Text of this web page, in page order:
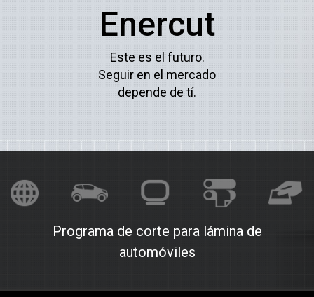
Enercut
Este es el futuro.
Seguir en el mercado
depende de tí.
Programa de corte para lámina de
automóviles